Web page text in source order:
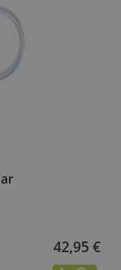
42,95 €